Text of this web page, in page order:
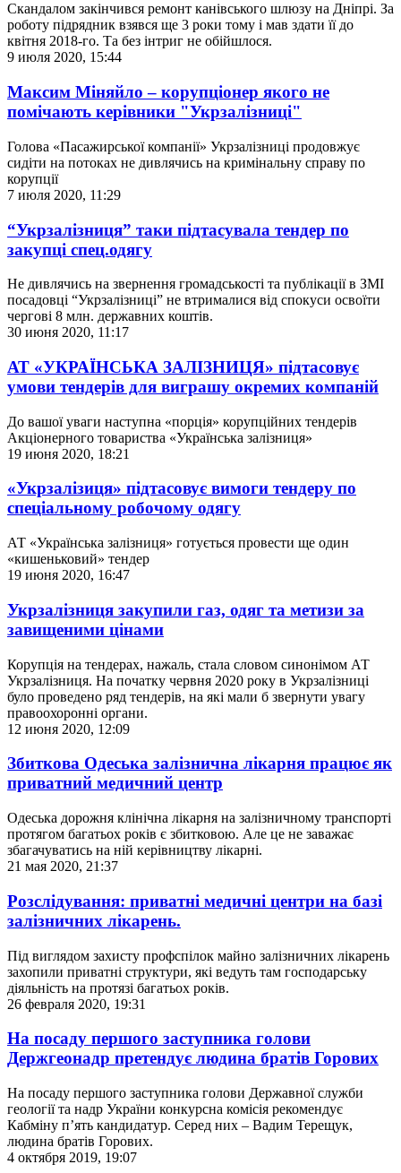
Скандалом закінчився ремонт канівського шлюзу на Дніпрі. За
роботу підрядник взявся ще 3 роки тому і мав здати її до
квітня 2018-го. Та без інтриг не обійшлося.
9 июля 2020, 15:44
Максим Міняйло – корупціонер якого не
помічають керівники "Укрзалізниці"
Голова «Пасажирської компанії» Укрзалізниці продовжує
сидіти на потоках не дивлячись на кримінальну справу по
корупції
7 июля 2020, 11:29
“Укрзалізниця” таки підтасувала тендер по
закупці спец.одягу
Не дивлячись на звернення громадськості та публікації в ЗМІ
посадовці “Укрзалізниці” не втрималися від спокуси освоїти
чергові 8 млн. державних коштів.
30 июня 2020, 11:17
АТ «УКРАЇНСЬКА ЗАЛІЗНИЦЯ» підтасовує
умови тендерів для виграшу окремих компаній
До вашої уваги наступна «порція» корупційних тендерів
Акціонерного товариства «Українська залізниця»
19 июня 2020, 18:21
«Укрзалізиця» підтасовує вимоги тендеру по
спеціальному робочому одягу
АТ «Українська залізниця» готується провести ще один
«кишеньковий» тендер
19 июня 2020, 16:47
Укрзалізниця закупили газ, одяг та метизи за
завищеними цінами
Корупція на тендерах, нажаль, стала словом синонімом АТ
Укрзалізниця. На початку червня 2020 року в Укрзалізниці
було проведено ряд тендерів, на які мали б звернути увагу
правоохоронні органи.
12 июня 2020, 12:09
Збиткова Одеська залізнична лікарня працює як
приватний медичний центр
Одеська дорожня клінічна лікарня на залізничному транспорті
протягом багатьох років є збитковою. Але це не заважає
збагачуватись на ній керівництву лікарні.
21 мая 2020, 21:37
Розслідування: приватні медичні центри на базі
залізничних лікарень.
Під виглядом захисту профспілок майно залізничних лікарень
захопили приватні структури, які ведуть там господарську
діяльність на протязі багатьох років.
26 февраля 2020, 19:31
На посаду першого заступника голови
Держгеонадр претендує людина братів Горових
На посаду першого заступника голови Державної служби
геології та надр України конкурсна комісія рекомендує
Кабміну п’ять кандидатур. Серед них – Вадим Терещук,
людина братів Горових.
4 октября 2019, 19:07